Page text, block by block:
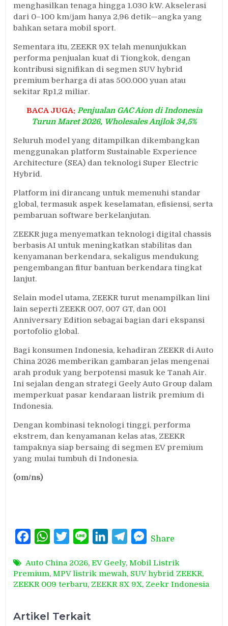
menghasilkan tenaga hingga 1.030 kW. Akselerasi
dari 0–100 km/jam hanya 2,96 detik—angka yang
bahkan setara mobil sport.
Sementara itu, ZEEKR 9X telah menunjukkan
performa penjualan kuat di Tiongkok, dengan
kontribusi signifikan di segmen SUV hybrid
premium berharga di atas 500.000 yuan atau
sekitar Rp1,2 miliar.
BACA JUGA: Penjualan GAC Aion di Indonesia
Turun Maret 2026, Wholesales Anjlok 34,5%
Seluruh model yang ditampilkan dikembangkan
menggunakan platform Sustainable Experience
Architecture (SEA) dan teknologi Super Electric
Hybrid.
Platform ini dirancang untuk memenuhi standar
global, termasuk aspek keselamatan, efisiensi, serta
pembaruan software berkelanjutan.
ZEEKR juga menyematkan teknologi digital chassis
berbasis AI untuk meningkatkan stabilitas dan
kenyamanan berkendara, sekaligus mendukung
pengembangan fitur bantuan berkendara tingkat
lanjut.
Selain model utama, ZEEKR turut menampilkan lini
lain seperti ZEEKR 007, 007 GT, dan 001
Anniversary Edition sebagai bagian dari ekspansi
portofolio global.
Bagi konsumen Indonesia, kehadiran ZEEKR di Auto
China 2026 memberikan gambaran jelas mengenai
arah produk yang berpotensi masuk ke Tanah Air.
Ini sejalan dengan strategi Geely Auto Group dalam
memperkuat pasar kendaraan listrik premium di
Indonesia.
Dengan kombinasi teknologi tinggi, performa
ekstrem, dan kenyamanan kelas atas, ZEEKR
tampaknya siap bersaing di segmen EV premium
yang mulai tumbuh di Indonesia.
(om/ns)
FacebookWhatsAppTwitterLine LinkedInTelegramMessenger
Share
Auto China 2026,EV Geely,Mobil Listrik
Premium,MPV listrik mewah, SUV hybrid ZEEKR,
ZEEKR 009 terbaru, ZEEKR 8X 9X, Zeekr Indonesia
Artikel Terkait